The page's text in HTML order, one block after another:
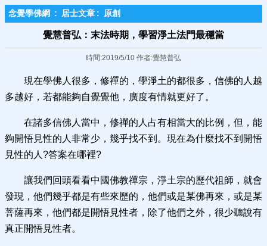
念覺學佛網 : 居士文章 : 原創
覺慧普弘：末法時期，學習淨土法門最穩當
時間:2019/5/10 作者:覺慧普弘
現在學佛人很多，修禪的，學淨土的都很多，信佛的人越
多越好，若都能夠自覺覺他，廣度有情就更好了。
在諸多信佛人當中，修禪的人占有相當大的比例，但，能
夠開悟見性的人非常少，幾乎找不到。現在為什麼找不到開悟
見性的人?答案在哪裡?
讓我們回頭看看中國佛教禪宗，淨土宗的歷代祖師，就會
發現，他們幾乎都是有些來歷的，他們或是某佛再來，或是某
菩薩再來，他們都是開悟見性者，除了他們之外，很少聽說有
真正開悟見性者。